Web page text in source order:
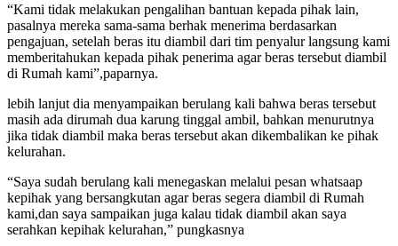
“Kami tidak melakukan pengalihan bantuan kepada pihak lain,
pasalnya mereka sama-sama berhak menerima berdasarkan
pengajuan, setelah beras itu diambil dari tim penyalur langsung kami
memberitahukan kepada pihak penerima agar beras tersebut diambil
di Rumah kami”,paparnya.
lebih lanjut dia menyampaikan berulang kali bahwa beras tersebut
masih ada dirumah dua karung tinggal ambil, bahkan menurutnya
jika tidak diambil maka beras tersebut akan dikembalikan ke pihak
kelurahan.
“Saya sudah berulang kali menegaskan melalui pesan whatsaap
kepihak yang bersangkutan agar beras segera diambil di Rumah
kami,dan saya sampaikan juga kalau tidak diambil akan saya
serahkan kepihak kelurahan,” pungkasnya